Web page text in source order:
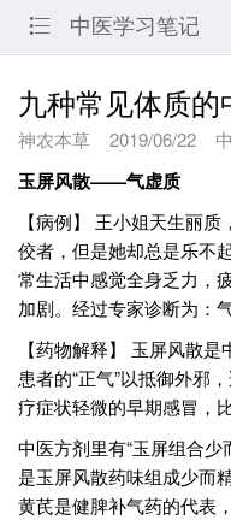
 中医学习笔记
九种常见体质
神农本草 2019/06/22
玉屏风散——气虚质
【病例】 王小姐天生丽
佼者，但是她却总是乐不
常生活中感觉全身乏力，
加剧。经过专家诊断为：
【药物解释】 玉屏风散
患者的“正气”以抵御外邪
疗症状轻微的早期感冒，
中医方剂里有“玉屏组合
是玉屏风散药味组成少而
黄芪是健脾补气药的代表